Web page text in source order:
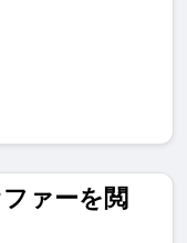
ァーを閲